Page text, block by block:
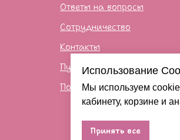
Использование
Мы используем
кабинету, корзине и
Принять все
Ответы на вопросы
Сотрудничество
Контакты
Публичная оферта
Политика